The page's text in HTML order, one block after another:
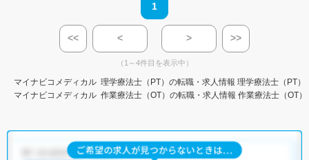
1
<< < > >>
（1～4件目を表示中）
マイナビコメディカル 理学療法士（PT）の転職・求人情報 理学療法士（PT）
マイナビコメディカル 作業療法士（OT）の転職・求人情報 作業療法士（OT